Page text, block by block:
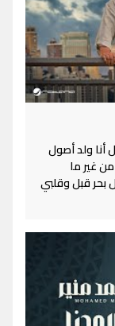
أنا ولد أصول
غير ما
قبل وقلبي